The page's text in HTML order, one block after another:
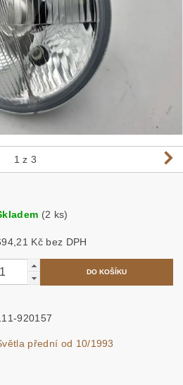
1 z 3
(2 ks)
694,21 Kč bez DPH
920157
přední od 10/1993